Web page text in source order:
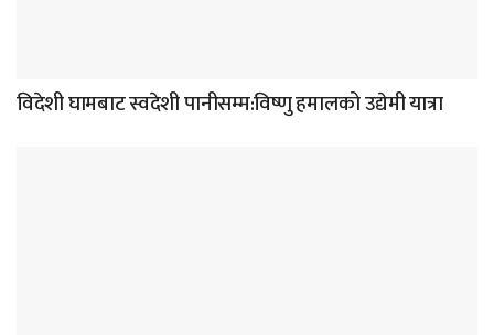
विदेशी घामबाट स्वदेशी पानीसम्म:विष्णु हमालको उद्येमी यात्रा